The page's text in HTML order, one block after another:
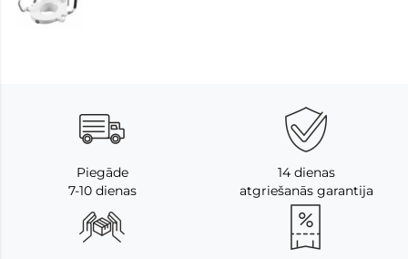
Piegāde
7-10 dienas
14 dienas
atgriešanās garantija